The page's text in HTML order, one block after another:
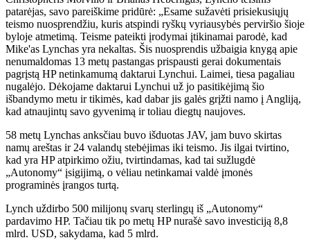
patarėjas, savo pareiškime pridūrė: „Esame sužavėti prisiekusiųjų
teismo nuosprendžiu, kuris atspindi ryškų vyriausybės perviršio šioje
byloje atmetimą. Teisme pateikti įrodymai įtikinamai parodė, kad
Mike'as Lynchas yra nekaltas. Šis nuosprendis užbaigia knygą apie
nenumaldomas 13 metų pastangas prispausti gerai dokumentais
pagrįstą HP netinkamumą daktarui Lynchui. Laimei, tiesa pagaliau
nugalėjo. Dėkojame daktarui Lynchui už jo pasitikėjimą šio
išbandymo metu ir tikimės, kad dabar jis galės grįžti namo į Angliją,
kad atnaujintų savo gyvenimą ir toliau diegtų naujoves.
58 metų Lynchas anksčiau buvo išduotas JAV, jam buvo skirtas
namų areštas ir 24 valandų stebėjimas iki teismo. Jis ilgai tvirtino,
kad yra HP atpirkimo ožiu, tvirtindamas, kad tai sužlugdė
„Autonomy“ įsigijimą, o vėliau netinkamai valdė įmonės
programinės įrangos turtą.
Lynch uždirbo 500 milijonų svarų sterlingų iš „Autonomy“
pardavimo HP. Tačiau tik po metų HP nurašė savo investiciją 8,8
mlrd. USD, sakydama, kad 5 mlrd.